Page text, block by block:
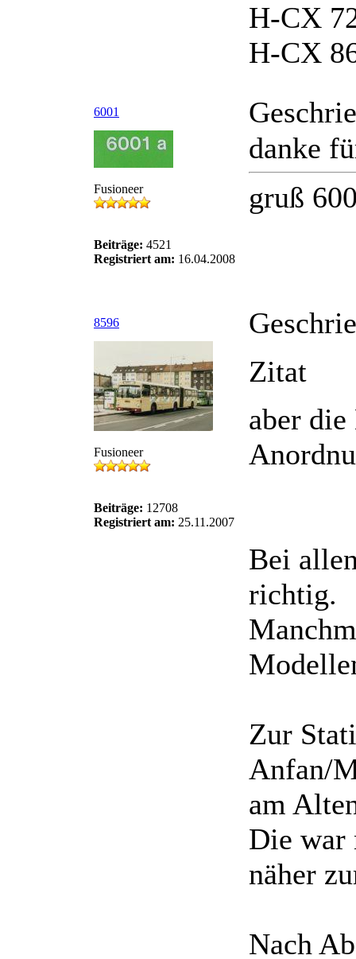
H-CX
H-CX
6001
Fusioneer
Beiträge: 4521
Registriert am: 16.04.2008
danke
gruß
8596
Fusioneer
Beiträge: 12708
Registriert am: 25.11.2007
Zitat
aber
Bei
richtig.
Zur
Anfan/
am
Die war
näher
Nach